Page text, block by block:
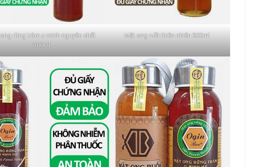
rừng tràm u minh nguyên chất
300ml
Mật ong ruồi thiên nhiên 300ml